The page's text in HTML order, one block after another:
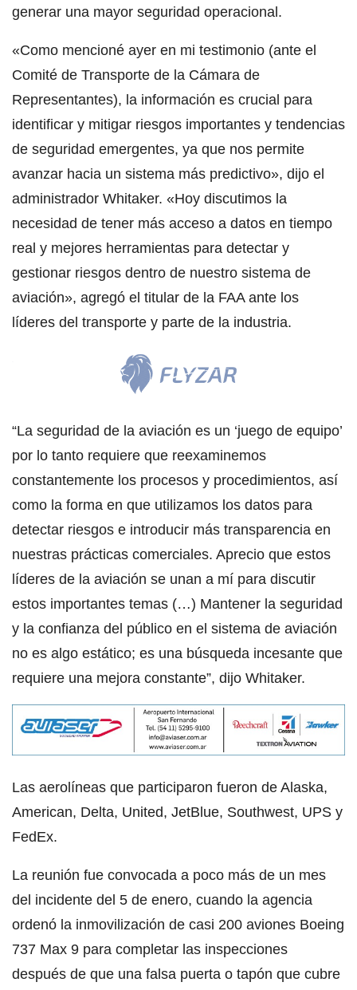
generar una mayor seguridad operacional.
«Como mencioné ayer en mi testimonio (ante el
Comité de Transporte de la Cámara de
Representantes), la información es crucial para
identificar y mitigar riesgos importantes y tendencias
de seguridad emergentes, ya que nos permite
avanzar hacia un sistema más predictivo», dijo el
administrador Whitaker. «Hoy discutimos la
necesidad de tener más acceso a datos en tiempo
real y mejores herramientas para detectar y
gestionar riesgos dentro de nuestro sistema de
aviación», agregó el titular de la FAA ante los
líderes del transporte y parte de la industria.
“La seguridad de la aviación es un ‘juego de equipo’
por lo tanto requiere que reexaminemos
constantemente los procesos y procedimientos, así
como la forma en que utilizamos los datos para
detectar riesgos e introducir más transparencia en
nuestras prácticas comerciales. Aprecio que estos
líderes de la aviación se unan a mí para discutir
estos importantes temas (…) Mantener la seguridad
y la confianza del público en el sistema de aviación
no es algo estático; es una búsqueda incesante que
requiere una mejora constante”, dijo Whitaker.
Las aerolíneas que participaron fueron de Alaska,
American, Delta, United, JetBlue, Southwest, UPS y
FedEx.
La reunión fue convocada a poco más de un mes
del incidente del 5 de enero, cuando la agencia
ordenó la inmovilización de casi 200 aviones Boeing
737 Max 9 para completar las inspecciones
después de que una falsa puerta o tapón que cubre